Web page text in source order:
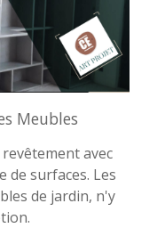
Meubles
avec
de surfaces. Les
de jardin, n'y